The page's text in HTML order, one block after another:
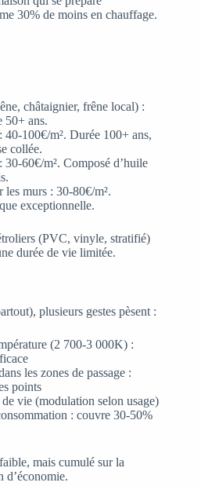
30% de moins en chauffage.
châtaignier, frêne local) :
50+ ans.
40-100€/m². Durée 100+ ans,
collée.
60€/m². Composé d’huile
les murs : 30-80€/m².
exceptionnelle.
(PVC, vinyle, stratifié)
durée de vie limitée.
plusieurs gestes pèsent :
(2 700-3 000K) :
les zones de passage :
points
vie (modulation selon usage)
: couvre 30-50%
mais cumulé sur la
d’économie.